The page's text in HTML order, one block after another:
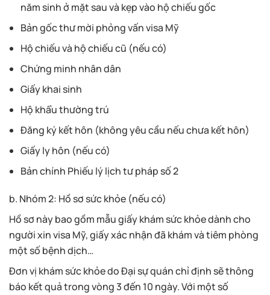
năm sinh ở mặt sau và kẹp vào hộ chiếu gốc
Bản gốc thư mời phỏng vấn visa Mỹ
Hộ chiếu và hộ chiếu cũ (nếu có)
Chứng minh nhân dân
Giấy khai sinh
Hộ khẩu thường trú
Đăng ký kết hôn (không yêu cầu nếu chưa kết hôn)
Giấy ly hôn (nếu có)
Bản chính Phiếu lý lịch tư pháp số 2
b. Nhóm 2: Hồ sơ sức khỏe (nếu có)
Hồ sơ này bao gồm mẫu giấy khám sức khỏe dành cho
người xin visa Mỹ, giấy xác nhận đã khám và tiêm phòng
một số bệnh dịch…
Đơn vị khám sức khỏe do Đại sự quán chỉ định sẽ thông
báo kết quả trong vòng 3 đến 10 ngày. Với một số